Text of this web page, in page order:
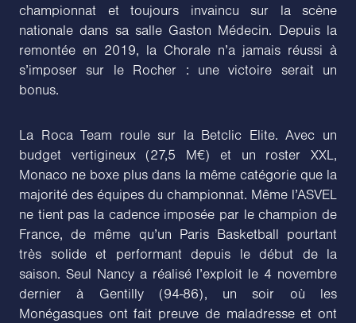
championnat et toujours invaincu sur la scène
nationale dans sa salle Gaston Médecin. Depuis la
remontée en 2019, la Chorale n’a jamais réussi à
s’imposer sur le Rocher : une victoire serait un
bonus.
La Roca Team roule sur la Betclic Elite. Avec un
budget vertigineux (27,5 M€) et un roster XXL,
Monaco ne boxe plus dans la même catégorie que la
majorité des équipes du championnat. Même l’ASVEL
ne tient pas la cadence imposée par le champion de
France, de même qu’un Paris Basketball pourtant
très solide et performant depuis le début de la
saison. Seul Nancy a réalisé l’exploit le 4 novembre
dernier à Gentilly (94-86), un soir où les
Monégasques ont fait preuve de maladresse et ont